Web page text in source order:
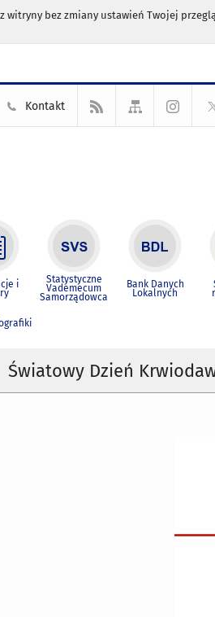
witryny bez zmiany ustawień Twojej
Kontakt
i Statystyczne
Vademecum
Samorządowca
Bank Danych
Lokalnych
Światowy Dzień